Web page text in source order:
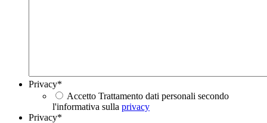
Privacy*
Accetto Trattamento dati personali secondo
l'informativa sulla privacy
Privacy*